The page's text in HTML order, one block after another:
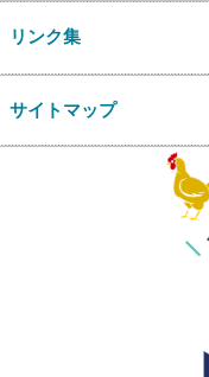
リンク集
サイトマップ